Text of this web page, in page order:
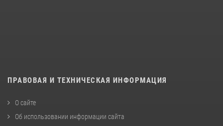
ПРАВОВАЯ И ТЕХНИЧЕСКАЯ ИНФОРМАЦИЯ
О сайте
Об использовании информации сайта